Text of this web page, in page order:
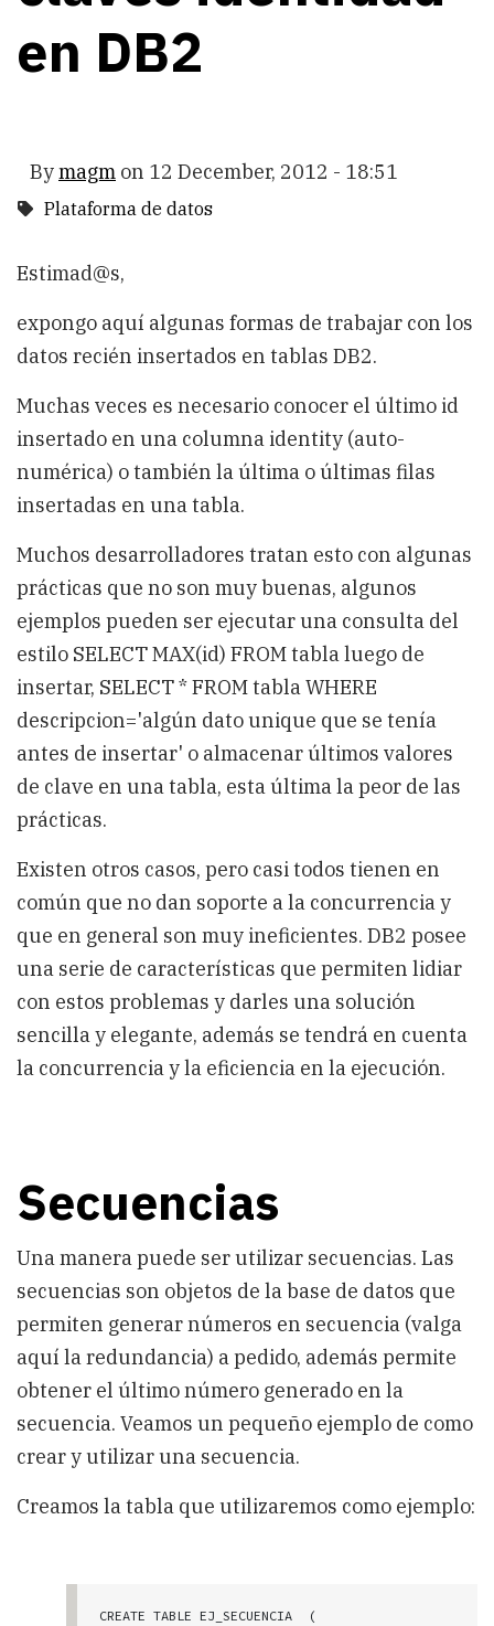
en DB2
Bymagm on 12 December, 2012 - 18:51
Plataforma de datos
Estimad@s,
expongo aquí algunas formas de trabajar con los
datos recién insertados en tablas DB2.
Muchas veces es necesario conocer el último id
insertado en una columna identity (auto-
numérica) o también la última o últimas filas
insertadas en una tabla.
Muchos desarrolladores tratan esto con algunas
prácticas que no son muy buenas, algunos
ejemplos pueden ser ejecutar una consulta del
estilo SELECT MAX(id) FROM tabla luego de
insertar, SELECT * FROM tabla WHERE
descripcion='algún dato unique que se tenía
antes de insertar' o almacenar últimos valores
de clave en una tabla, esta última la peor de las
prácticas.
Existen otros casos, pero casi todos tienen en
común que no dan soporte a la concurrencia y
que en general son muy ineficientes. DB2 posee
una serie de características que permiten lidiar
con estos problemas y darles una solución
sencilla y elegante, además se tendrá en cuenta
la concurrencia y la eficiencia en la ejecución.
Secuencias
Una manera puede ser utilizar secuencias. Las
secuencias son objetos de la base de datos que
permiten generar números en secuencia (valga
aquí la redundancia) a pedido, además permite
obtener el último número generado en la
secuencia. Veamos un pequeño ejemplo de como
crear y utilizar una secuencia.
Creamos la tabla que utilizaremos como ejemplo:
CREATE TABLE EJ_SECUENCIA  (